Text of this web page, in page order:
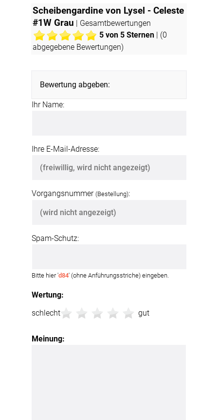
Scheibengardine von Lysel - Celeste
#1W Grau | Gesamtbewertungen
5 von 5 Sternen | (0
abgegebene Bewertungen)
Bewertung abgeben:
Wertung:
schlecht
gut
Meinung:
Ihr Name:
Ihre E-Mail-Adresse:
Vorgangsnummer (Bestellung):
Spam-Schutz:
Bitte hier 'd84' (ohne Anführungsstriche) eingeben.